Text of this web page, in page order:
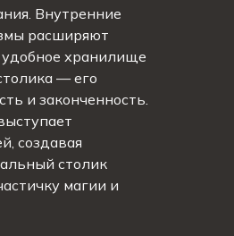
Внутренние
расширяют
хранилище
— его
и законченность.
создавая
столик
магии и